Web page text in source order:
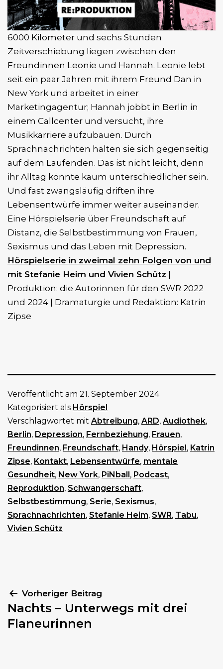
6000 Kilometer und sechs Stunden
Zeitverschiebung liegen zwischen den
Freundinnen Leonie und Hannah. Leonie lebt
seit ein paar Jahren mit ihrem Freund Dan in
New York und arbeitet in einer
Marketingagentur; Hannah jobbt in Berlin in
einem Callcenter und versucht, ihre
Musikkarriere aufzubauen. Durch
Sprachnachrichten halten sie sich gegenseitig
auf dem Laufenden. Das ist nicht leicht, denn
ihr Alltag könnte kaum unterschiedlicher sein.
Und fast zwangsläufig driften ihre
Lebensentwürfe immer weiter auseinander.
Eine Hörspielserie über Freundschaft auf
Distanz, die Selbstbestimmung von Frauen,
Sexismus und das Leben mit Depression.
Hörspielserie in zweimal zehn Folgen von und
mit Stefanie Heim und Vivien Schütz
Produktion: die Autorinnen für den SWR 2022
und 2024 | Dramaturgie und Redaktion: Katrin
Zipse
Veröffentlicht am 21. September 2024
Kategorisiert als Hörspiel
Verschlagwortet mit Abtreibung, ARD, Audiothek,
Berlin, Depression, Fernbeziehung, Frauen,
Freundinnen, Freundschaft, Handy, Hörspiel, Katrin
Zipse, Kontakt, Lebensentwürfe, mentale
Gesundheit, New York, PiNball, Podcast,
Reproduktion, Schwangerschaft,
Selbstbestimmung, Serie, Sexismus,
Sprachnachrichten, Stefanie Heim, SWR, Tabu,
Vivien Schütz
Beitragsnavigation
Vorheriger Beitrag
Nachts – Unterwegs mit drei
Flaneurinnen